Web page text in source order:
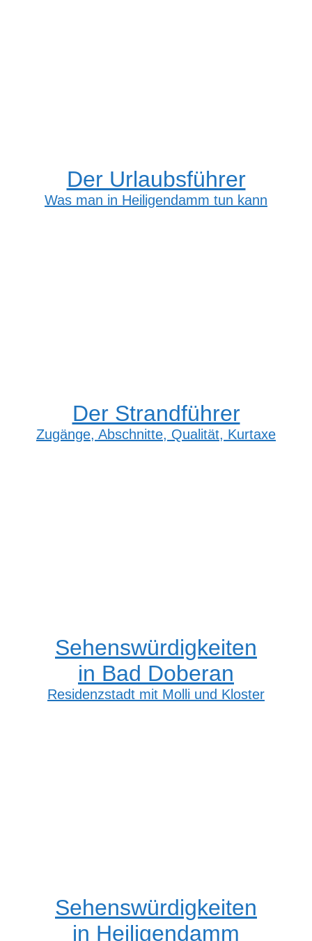
Der Urlaubsführer
Was man in Heiligendamm tun kann
Der Strandführer
Zugänge, Abschnitte, Qualität, Kurtaxe
Sehenswürdigkeiten
in Bad Doberan
Residenzstadt mit Molli und Kloster
Sehenswürdigkeiten
in Heiligendamm